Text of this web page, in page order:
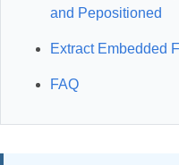
and Pepositioned
Extract Embedded
FAQ